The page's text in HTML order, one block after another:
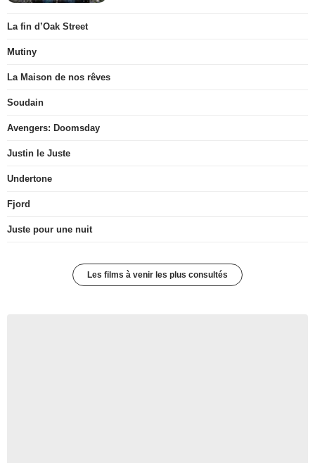
La fin d’Oak Street
Mutiny
La Maison de nos rêves
Soudain
Avengers: Doomsday
Justin le Juste
Undertone
Fjord
Juste pour une nuit
Les films à venir les plus consultés